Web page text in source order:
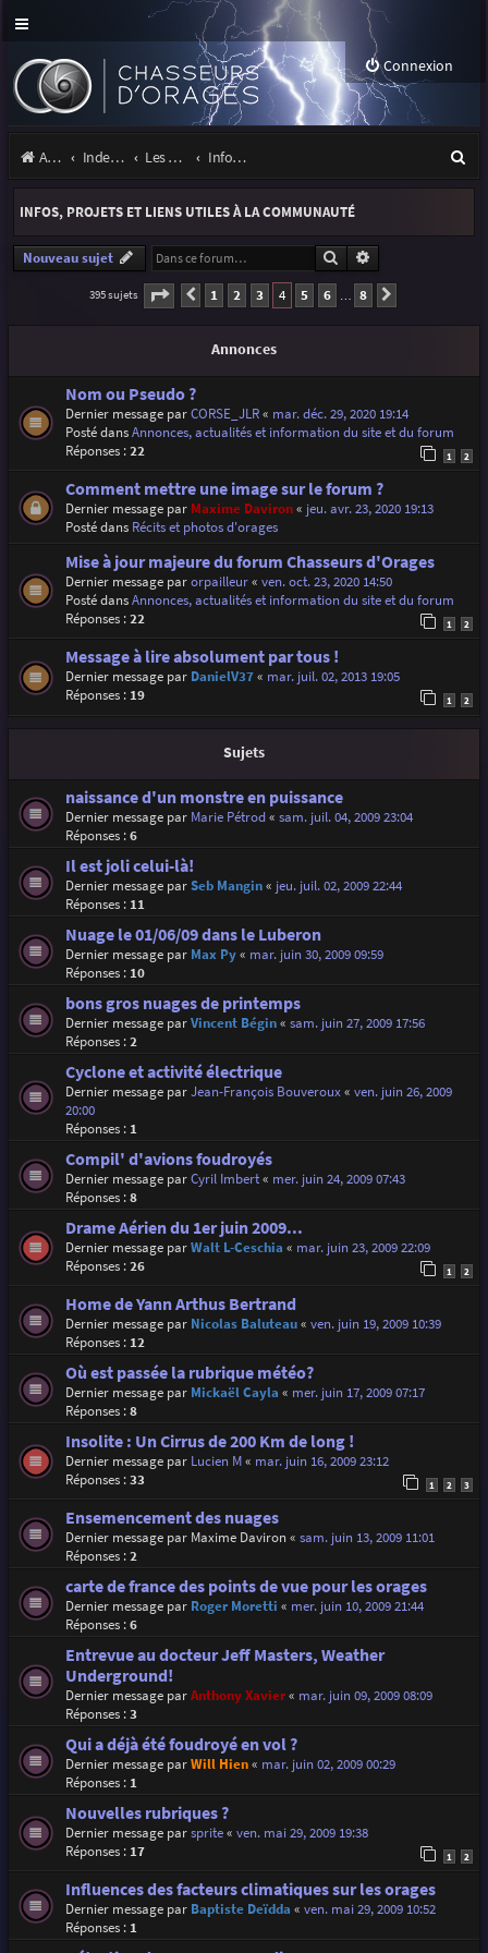
Connexion
Accueil Index du forum Les orages Infos, projets et liens utiles à la communauté
e
r
INFOS, PROJETS ET LIENS UTILES À LA COMMUNAUTÉ
Nouveau sujet Rechercher
395 sujets Page 4sur8
Précédente
1 2 3 4 5 6 … 8
Annonces
Nom ou Pseudo ?
Dernier message parCORSE_JLR« mar. déc. 29, 2020 19:14
Posté dansAnnonces, actualités et information du site et du forum
Réponses :22 1 2
Comment mettre une image sur le forum ?
Dernier message par Maxime Daviron« jeu. avr. 23, 2020 19:13
Posté dans Récits et photos d'orages
Mise à jour majeure du forum Chasseurs d'Orages
Dernier message parorpailleur« ven. oct. 23, 2020 14:50
Posté dansAnnonces, actualités et information du site et du forum
Réponses :22 1 2
Message à lire absolument par tous !
Dernier message par DanielV37« mar. juil. 02, 2013 19:05
Réponses : 19 1 2
Sujets
naissance d'un monstre en puissance
Dernier message par Marie Pétrod« sam. juil. 04, 2009 23:04
Réponses :6
Il est joli celui-là!
Dernier message parSeb Mangin« jeu. juil. 02, 2009 22:44
Réponses : 11
Nuage le 01/06/09 dans le Luberon
Dernier message par Max Py« mar. juin 30, 2009 09:59
Réponses : 10
bons gros nuages de printemps
Dernier message parVincent Bégin« sam. juin 27, 2009 17:56
Réponses :2
Cyclone et activité électrique
Dernier message parJean-François Bouveroux« ven. juin 26, 2009
20:00
Réponses : 1
Compil' d'avions foudroyés
Dernier message parCyril Imbert« mer. juin 24, 2009 07:43
Réponses :8
Drame Aérien du 1er juin 2009...
Dernier message parWalt L-Ceschia « mar. juin 23, 2009 22:09
Réponses :26 1 2
Home de Yann Arthus Bertrand
Dernier message par Nicolas Baluteau« ven. juin 19, 2009 10:39
Réponses : 12
Où est passée la rubrique météo?
Dernier message par Mickaël Cayla « mer. juin 17, 2009 07:17
Réponses :8
Insolite : Un Cirrus de 200 Km de long !
Dernier message par Lucien M« mar. juin 16, 2009 23:12
Réponses :33 1 2 3
Ensemencement des nuages
Dernier message par Maxime Daviron« sam. juin 13, 2009 11:01
Réponses :2
carte de france des points de vue pour les orages
Dernier message par Roger Moretti « mer. juin 10, 2009 21:44
Réponses :6
Entrevue au docteur Jeff Masters, Weather
Underground!
Dernier message parAnthony Xavier« mar. juin 09, 2009 08:09
Réponses :3
Qui a déjà été foudroyé en vol ?
Dernier message parWill Hien« mar. juin 02, 2009 00:29
Réponses : 1
Nouvelles rubriques ?
Dernier message parsprite« ven. mai 29, 2009 19:38
Réponses : 17 1 2
Influences des facteurs climatiques sur les orages
Dernier message par Baptiste Deïdda « ven. mai 29, 2009 10:52
Réponses : 1